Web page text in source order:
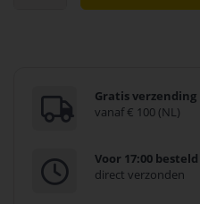
Gratis verzending
vanaf € 100 (NL)
Voor 17:00 besteld
direct verzonden